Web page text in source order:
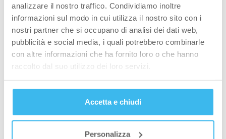
analizzare il nostro traffico. Condividiamo inoltre
informazioni sul modo in cui utilizza il nostro sito con i
nostri partner che si occupano di analisi dei dati web,
pubblicità e social media, i quali potrebbero combinarle
con altre informazioni che ha fornito loro o che hanno
raccolto dal suo utilizzo dei loro servizi.
Accetta e chiudi
Personalizza
Calendario IFBB Pro League 2026: competizioni